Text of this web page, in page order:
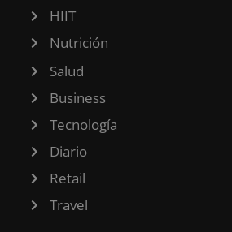
HIIT
Nutrición
Salud
Business
Tecnología
Diario
Retail
Travel